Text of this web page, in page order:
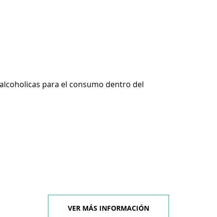
para el consumo dentro del
VER MÁS INFORMACIÓN